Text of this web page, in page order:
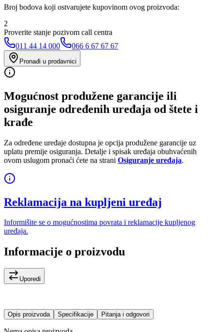
Broj bodova koji ostvarujete kupovinom ovog proizvoda:
2
Proverite stanje pozivom call centra
011 44 14 000
066 6 67 67 67
Pronađi u prodavnici
Mogućnost produžene garancije ili
osiguranje određenih uređaja od štete i
krađe
Za određene uređaje dostupna je opcija produžene garancije uz
uplatu premije osiguranja. Detalje i spisak uređaja obuhvaćenih
ovom uslugom pronaći ćete na strani Osiguranje uređaja.
Reklamacija na kupljeni uređaj
Informišite se o mogućnostima povrata i reklamacije kupljenog
uređaja.
Informacije o proizvodu
Uporedi
Opis proizvoda Specifikacije Pitanja i odgovori